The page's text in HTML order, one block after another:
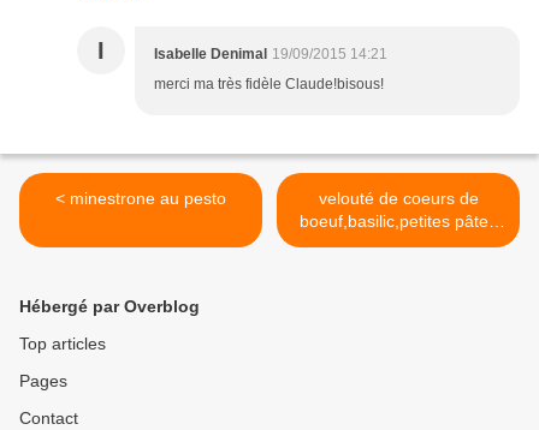
I Isabelle Denimal 19/09/2015 14:21
merci ma très fidèle Claude!bisous!
< minestrone au pesto
velouté de coeurs de
boeuf,basilic,petites pâtes
et chorizo >
Hébergé par Overblog
Top articles
Pages
Contact